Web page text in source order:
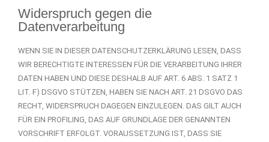
Widerspruch gegen die
Datenverarbeitung
WENN SIE IN DIESER DATENSCHUTZERKLÄRUNG LESEN, DASS
WIR BERECHTIGTE INTERESSEN FÜR DIE VERARBEITUNG IHRER
DATEN HABEN UND DIESE DESHALB AUF ART. 6 ABS. 1 SATZ 1
LIT. F) DSGVO STÜTZEN, HABEN SIE NACH ART. 21 DSGVO DAS
RECHT, WIDERSPRUCH DAGEGEN EINZULEGEN. DAS GILT AUCH
FÜR EIN PROFILING, DAS AUF GRUNDLAGE DER GENANNTEN
VORSCHRIFT ERFOLGT. VORAUSSETZUNG IST, DASS SIE